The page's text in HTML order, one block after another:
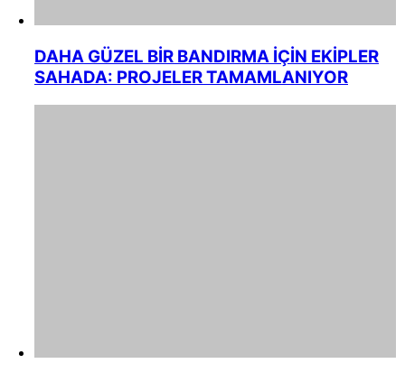
DAHA GÜZEL BİR BANDIRMA İÇİN EKİPLER
SAHADA: PROJELER TAMAMLANIYOR